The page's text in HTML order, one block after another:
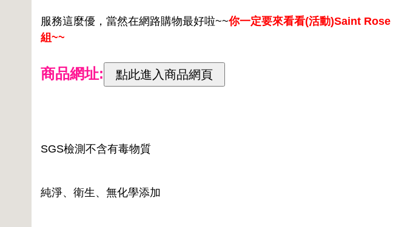
服務這麼優，當然在網路購物最好啦~~你一定要來看看(活動)Saint
組~~
商品網址:
SGS檢測不含有毒物質
純淨、衛生、無化學添加